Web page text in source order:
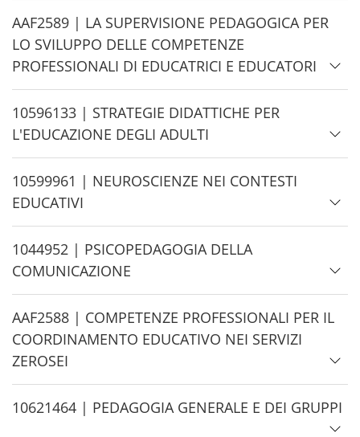
e
H
i
d
e
AAF2589 | LA SUPERVISIONE PEDAGOGICA PER
LO SVILUPPO DELLE COMPETENZE
PROFESSIONALI DI EDUCATRICI E EDUCATORI
H
i
d
e
10596133 | STRATEGIE DIDATTICHE PER
L'EDUCAZIONE DEGLI ADULTI
H
i
d
e
10599961 | NEUROSCIENZE NEI CONTESTI
EDUCATIVI
H
i
d
e
1044952 | PSICOPEDAGOGIA DELLA
COMUNICAZIONE
H
i
d
e
AAF2588 | COMPETENZE PROFESSIONALI PER IL
COORDINAMENTO EDUCATIVO NEI SERVIZI
ZEROSEI
H
10621464 | PEDAGOGIA GENERALE E DEI GRUPPI